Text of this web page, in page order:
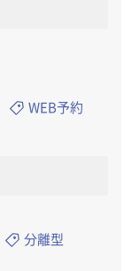
WEB予約
分離型